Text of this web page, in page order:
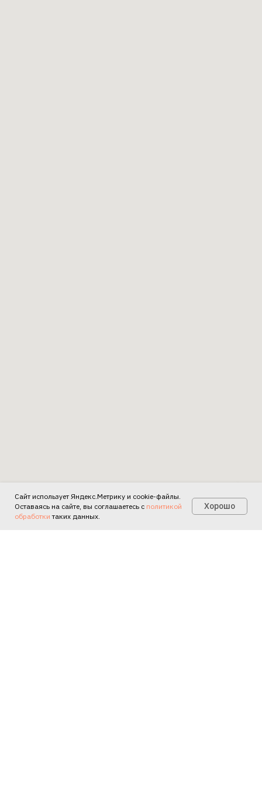
Есть вопросы?
Сайт использует Яндекс.Метрику и cookie-файлы.
Оставаясь на сайте, вы соглашаетесь с политикой
обработки таких данных.
Хорошо